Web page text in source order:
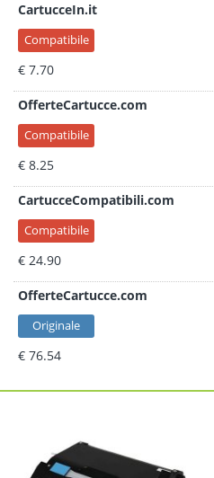
CartucceIn.it
Compatibile
€ 7.70
OfferteCartucce.com
Compatibile
€ 8.25
CartucceCompatibili.com
Compatibile
€ 24.90
OfferteCartucce.com
Originale
€ 76.54